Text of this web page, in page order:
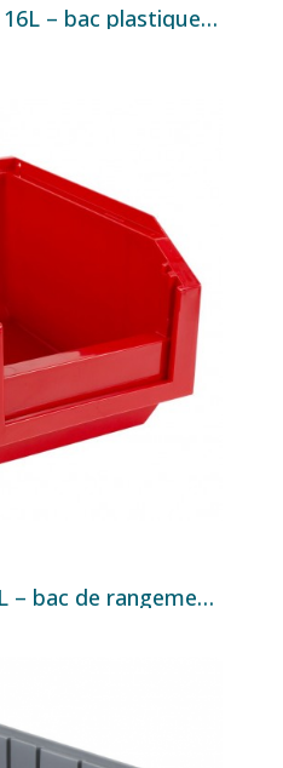
Bac à bec ECO bleu 16L – bac plastique de stockage
Bac à bec rouge 11L – bac de rangement industriel